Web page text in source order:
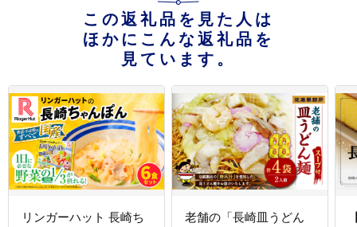
この返礼品を見た人は
ほかにこんな返礼品を
見ています。
リンガーハット 長崎ち
老舗の「長崎皿うどん